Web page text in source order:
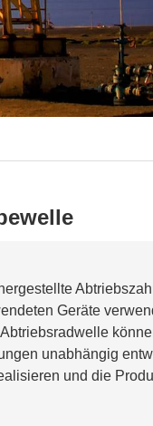
Geräte
unabhängig
und die